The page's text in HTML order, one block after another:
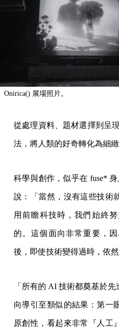
Onirica() 展場照片。
從處理資料、題材選擇到呈
法，將人類的好奇轉化為細緻
科學與創作，似乎在 fuse*
說：「當然，沒有這些技術
用前瞻科技時，我們始終
的。這個面向非常重要，
後，即使技術變得過時，依
「所有的 AI 技術都奠基於
向導引至類似的結果：第一
原創性，看起來非常『人工